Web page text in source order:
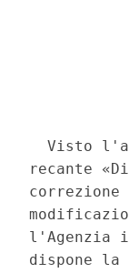
Visto
recante
l'Agenzia
dispone